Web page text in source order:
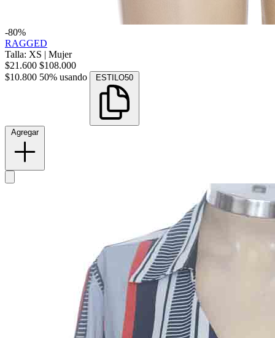
-80%
RAGGED
Talla: XS | Mujer
$21.600 $108.000
$10.800 50% usando ESTILO50
Agregar